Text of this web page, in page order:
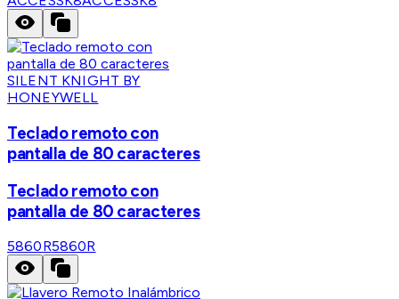
SILENT KNIGHT BY
HONEYWELL
Teclado remoto con
pantalla de 80 caracteres
Teclado remoto con
pantalla de 80 caracteres
5860R5860R